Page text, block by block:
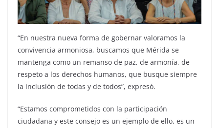
“En nuestra nueva forma de gobernar valoramos la
convivencia armoniosa, buscamos que Mérida se
mantenga como un remanso de paz, de armonía, de
respeto a los derechos humanos, que busque siempre
la inclusión de todas y de todos”, expresó.
“Estamos comprometidos con la participación
ciudadana y este consejo es un ejemplo de ello, es un